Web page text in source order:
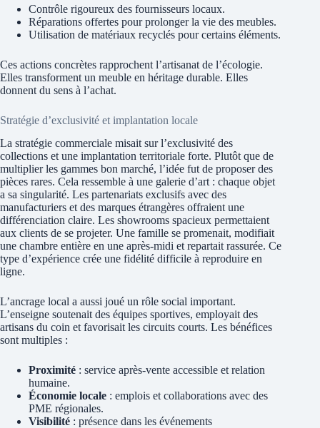
Contrôle rigoureux des fournisseurs locaux.
Réparations offertes pour prolonger la vie des meubles.
Utilisation de matériaux recyclés pour certains éléments.
Ces actions concrètes rapprochent l’artisanat de l’écologie.
Elles transforment un meuble en héritage durable. Elles
donnent du sens à l’achat.
Stratégie d’exclusivité et implantation locale
La stratégie commerciale misait sur l’exclusivité des
collections et une implantation territoriale forte. Plutôt que de
multiplier les gammes bon marché, l’idée fut de proposer des
pièces rares. Cela ressemble à une galerie d’art : chaque objet
a sa singularité. Les partenariats exclusifs avec des
manufacturiers et des marques étrangères offraient une
différenciation claire. Les showrooms spacieux permettaient
aux clients de se projeter. Une famille se promenait, modifiait
une chambre entière en une après‑midi et repartait rassurée. Ce
type d’expérience crée une fidélité difficile à reproduire en
ligne.
L’ancrage local a aussi joué un rôle social important.
L’enseigne soutenait des équipes sportives, employait des
artisans du coin et favorisait les circuits courts. Les bénéfices
sont multiples :
Proximité : service après‑vente accessible et relation
humaine.
Économie locale : emplois et collaborations avec des
PME régionales.
Visibilité : présence dans les événements